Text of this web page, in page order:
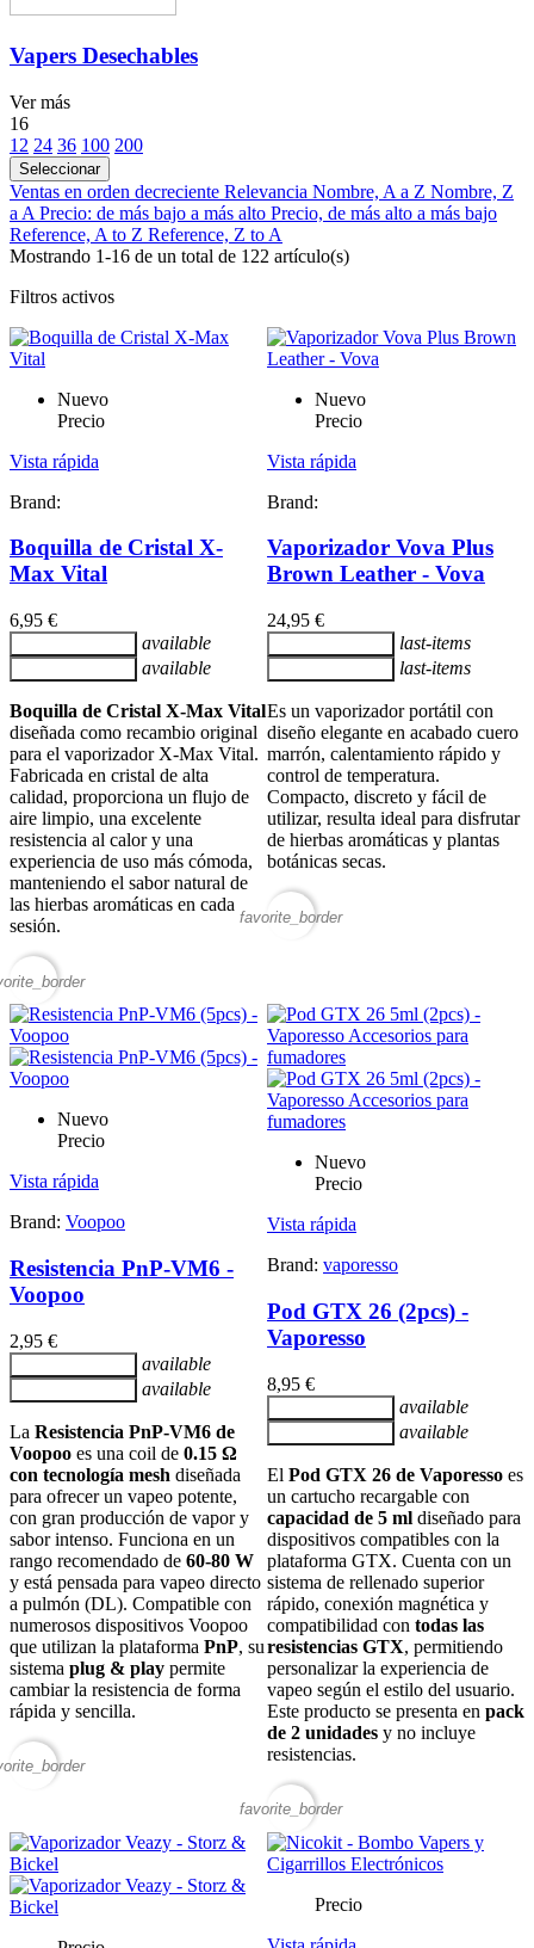
Vapers Desechables
Ver más
16
12 24 36 100 200
Seleccionar
Ventas en orden decreciente Relevancia Nombre, A a Z Nombre, Z
a A Precio: de más bajo a más alto Precio, de más alto a más bajo
Reference, A to Z Reference, Z to A
Mostrando 1-16 de un total de 122 artículo(s)
Filtros activos
Nuevo
Precio
Vista rápida
Brand:
Boquilla de Cristal X-
Max Vital
6,95 €
available
available
Boquilla de Cristal X-Max Vital
diseñada como recambio original
para el vaporizador X-Max Vital.
Fabricada en cristal de alta
calidad, proporciona un flujo de
aire limpio, una excelente
resistencia al calor y una
experiencia de uso más cómoda,
manteniendo el sabor natural de
las hierbas aromáticas en cada
sesión.
Nuevo
Precio
Vista rápida
Brand:
Vaporizador Vova Plus
Brown Leather - Vova
24,95 €
last-items
last-items
Es un vaporizador portátil con
diseño elegante en acabado cuero
marrón, calentamiento rápido y
control de temperatura.
Compacto, discreto y fácil de
utilizar, resulta ideal para disfrutar
de hierbas aromáticas y plantas
botánicas secas.
favorite_border
Nuevo
Precio
Vista rápida
Brand: Voopoo
Resistencia PnP-VM6 -
Voopoo
2,95 €
available
available
La Resistencia PnP-VM6 de
Voopoo es una coil de 0.15 Ω
con tecnología mesh diseñada
para ofrecer un vapeo potente,
con gran producción de vapor y
sabor intenso. Funciona en un
rango recomendado de 60-80 W
y está pensada para vapeo directo
a pulmón (DL). Compatible con
numerosos dispositivos Voopoo
que utilizan la plataforma PnP, su
sistema plug & play permite
cambiar la resistencia de forma
rápida y sencilla.
Nuevo
Precio
Vista rápida
Brand: vaporesso
Pod GTX 26 (2pcs) -
Vaporesso
8,95 €
available
available
El Pod GTX 26 de Vaporesso es
un cartucho recargable con
capacidad de 5 ml diseñado para
dispositivos compatibles con la
plataforma GTX. Cuenta con un
sistema de rellenado superior
rápido, conexión magnética y
compatibilidad con todas las
resistencias GTX, permitiendo
personalizar la experiencia de
vapeo según el estilo del usuario.
Este producto se presenta en pack
de 2 unidades y no incluye
resistencias.
favorite_border
Precio